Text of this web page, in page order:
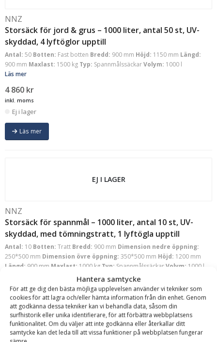
Hantera samtycke
För att ge dig den bästa möjliga upplevelsen använder vi tekniker som
cookies för att lagra och/eller hämta information från din enhet. Genom
att godkänna dessa tekniker kan vi behandla data, såsom din
surfhistorik eller unika identifierare, för att förbättra webbplatsens
funktionalitet. Om du väljer att inte godkänna eller återkallar ditt
samtycke kan det leda till att vissa funktioner på webbplatsen fungerar
NNZ
Storsäck för jord & grus – 1000 liter, antal 50 st, UV-
skyddad, 4 lyftöglor upptill
Antal: 50 Botten: Fast botten Bredd: 900 mm Höjd: 1150 mm Längd:
900 mm Maxlast: 1500 kg Typ: SpannmålssäckarVolym: 1000 l
Läs mer
4 860 kr
inkl. moms
Ej i lager
Läs mer
EJ I LAGER
NNZ
Storsäck för spannmål – 1000 liter, antal 10 st, UV-
skyddad, med tömningstratt, 1 lyftögla upptill
Antal: 10 Botten: Tratt Bredd: 900 mm Dimension nedre öppning:
250*500 mm Dimension övre öppning: 350*500 mm Höjd: 1200 mm
Längd: 900 mm Maxlast: 1000 kg Typ: SpannmålssäckarVolym: 1000 l
1 215kr
inkl. moms
Ej i lager
Läs mer